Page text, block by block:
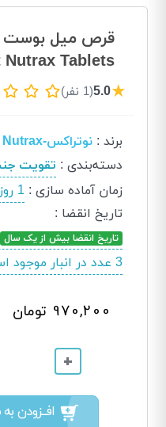
قرص میل بوست
Tablets
★
5.0(1 نفر)
برند :نوتراکس-Nutrax
دسته‌بندی : تقویت
زمان آماده سازی :1 روز
تاریخ انقضا :
تاریخ انقضا بیش از یک سال
3 عدد در انبار موجود است.
970,200 تومان
+
افــزودن